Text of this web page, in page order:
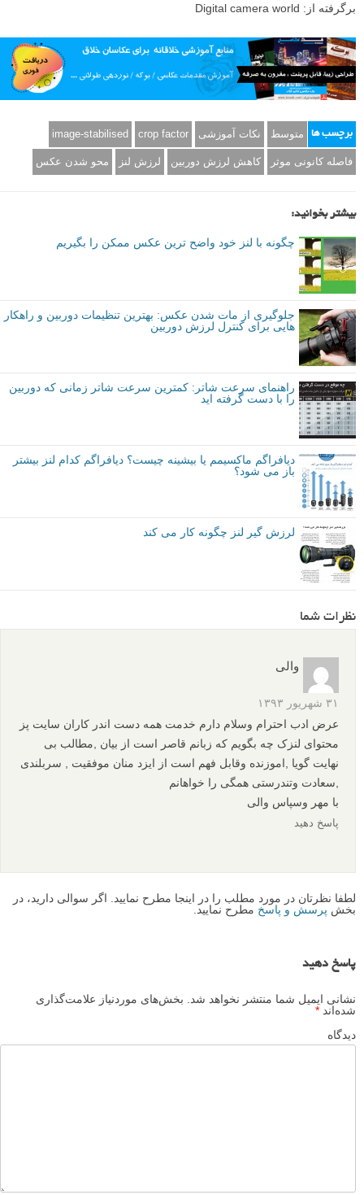
برگرفته از: Digital camera world
برچسب ها متوسط نکات آموزشی crop factor
image-stabilised
فاصله کانونی موثر کاهش لرزش دوربین لرزش لنز محو شدن عکس
بیشتر بخوانید:
چگونه با لنز خود واضح ترین عکس ممکن را بگیریم
جلوگیری از مات شدن عکس: بهترین تنظیمات دوربین و راهکار
هایی برای کنترل لرزش دوربین
راهنمای سرعت شاتر: کمترین سرعت شاتر زمانی که دوربین
را با دست گرفته اید
دیافراگم ماکسیمم یا بیشینه چیست؟ دیافراگم کدام لنز بیشتر
باز می شود؟
لرزش گیر لنز چگونه کار می کند
نظرات شما
والی
۳۱ شهریور ۱۳۹۳
عرض ادب احترام وسلام دارم خدمت همه دست اندر کاران سایت پز
محتوای لنزک چه بگویم که زبانم قاصر است از بیان ,مطالب بی
نهایت گویا ,اموزنده وقابل فهم است از ایزد منان موفقیت , سربلندی
,سعادت وتندرستی همگی را خواهانم
با مهر وسپاس والی
پاسخ دهید
لطفا نظرتان در مورد مطلب را در اینجا مطرح نمایید. اگر سوالی دارید، در
بخش پرسش و پاسخ مطرح نمایید.
پاسخ دهید
نشانی ایمیل شما منتشر نخواهد شد.
بخش‌های موردنیاز علامت‌گذاری
شده‌اند *
دیدگاه